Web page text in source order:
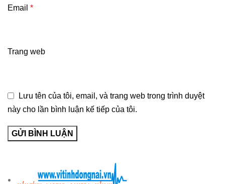
Email *
Trang web
Lưu tên của tôi, email, và trang web trong trình duyệt
này cho lần bình luận kế tiếp của tôi.